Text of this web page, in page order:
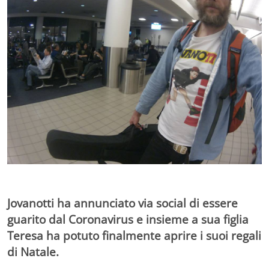
Jovanotti ha annunciato via social di essere
guarito dal Coronavirus e insieme a sua figlia
Teresa ha potuto finalmente aprire i suoi regali
di Natale.